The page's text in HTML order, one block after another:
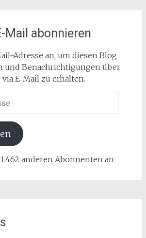
Mail abonnieren
Adresse an, um diesen Blog
und Benachrichtigungen über
E-Mail zu erhalten.
anderen Abonnenten an